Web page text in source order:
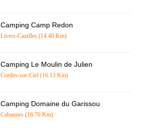
Camping Camp Redon
Livers-Cazelles (14.40 Km)
Camping Le Moulin de Julien
Cordes-sur-Ciel (16.13 Km)
Camping Domaine du Garissou
Cabannes (16.76 Km)